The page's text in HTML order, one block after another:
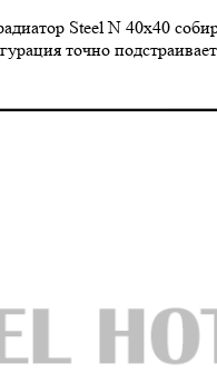
Steel N 40х40
точно